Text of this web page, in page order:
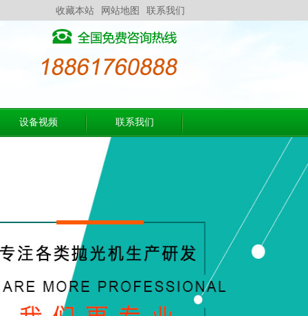
收藏本站 网站地图 联系我们
设备视频 联系我们